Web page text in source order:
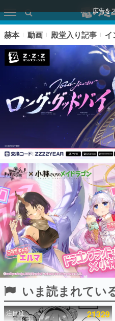
広告を
ピックアップ
電ファミのいま読まれている記
アプリセール情報
インタビュー
連載・特集一覧
殿堂入り記事
SNS拡散数が数千以
ど。多くの人々に読
事をまとめました。
赫本 動画 殿堂入り記事 イ
いま読まれてい
注目度 21329